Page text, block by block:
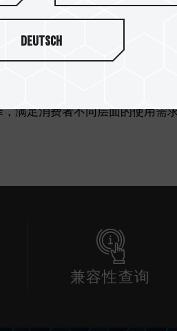
存淡出市场，但仍有不少采用
超所值的扩充新选择，成为旧计
持十铨科技一贯的质量原则，
同时依据 JEDEC（JOINT
美国电子工程设计发展联合协
挥计算机系统的潜在效能！另外
满足消费者不同层面的使用需
兼容性查询
Deutsch